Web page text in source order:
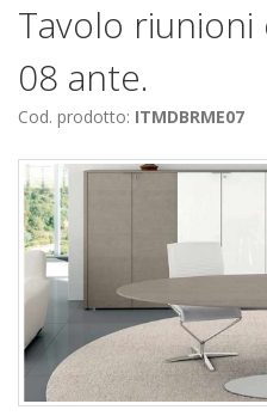
Tavolo riunioni
08 ante.
Cod. prodotto: ITMDBRME07